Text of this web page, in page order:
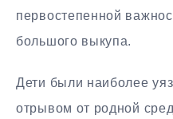
первостепенной
большого выкупа.
Дети были наиболее
отрывом от родной